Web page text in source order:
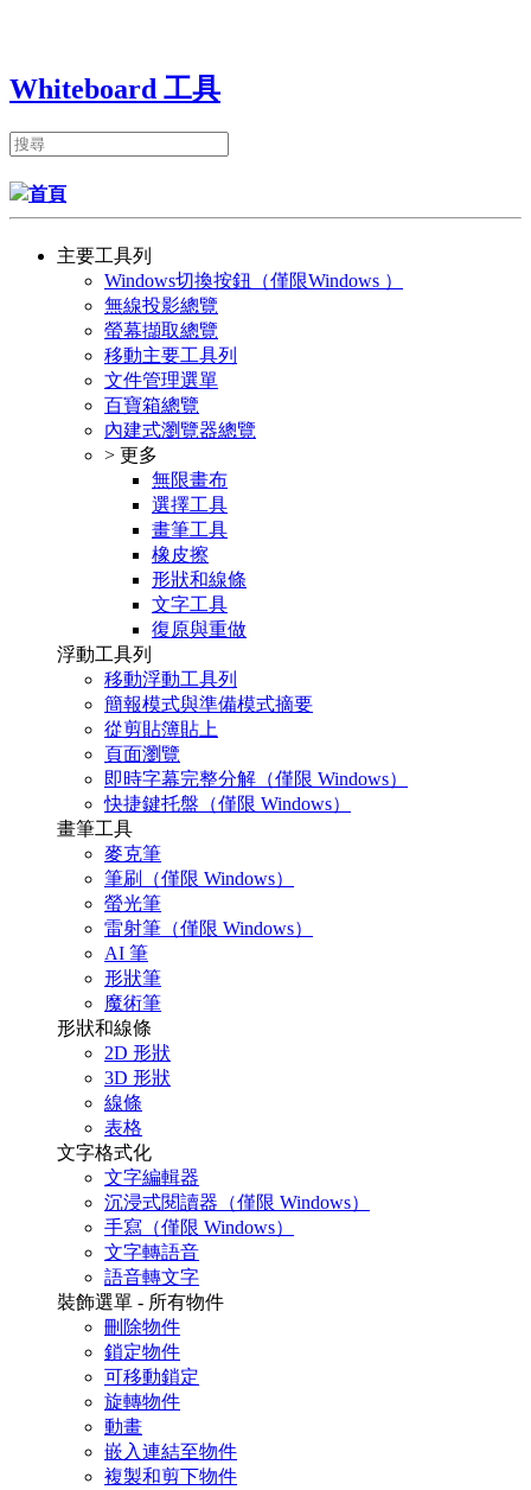
Whiteboard 工具
首頁
主要工具列
Windows切換按鈕（僅限Windows ）
無線投影總覽
螢幕擷取總覽
移動主要工具列
文件管理選單
百寶箱總覽
內建式瀏覽器總覽
> 更多
無限畫布
選擇工具
畫筆工具
橡皮擦
形狀和線條
文字工具
復原與重做
浮動工具列
移動浮動工具列
簡報模式與準備模式摘要
從剪貼簿貼上
頁面瀏覽
即時字幕完整分解（僅限 Windows）
快捷鍵托盤（僅限 Windows）
畫筆工具
麥克筆
筆刷（僅限 Windows）
螢光筆
雷射筆（僅限 Windows）
AI 筆
形狀筆
魔術筆
形狀和線條
2D 形狀
3D 形狀
線條
表格
文字格式化
文字編輯器
沉浸式閱讀器（僅限 Windows）
手寫（僅限 Windows）
文字轉語音
語音轉文字
裝飾選單 - 所有物件
刪除物件
鎖定物件
可移動鎖定
旋轉物件
動畫
嵌入連結至物件
複製和剪下物件